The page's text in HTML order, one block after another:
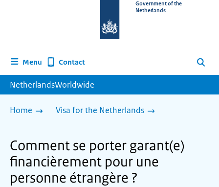
homepage
Government of the
Netherlands
Menu Contact Search
NetherlandsWorldwide
Home Visa for the Netherlands
Comment se porter garant(e)
financièrement pour une
personne étrangère ?